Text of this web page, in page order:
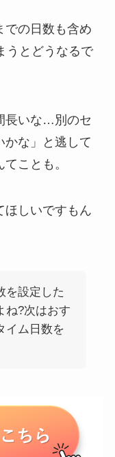
での日数も含め
うとどうなるで
長いな…別のセ
かな」と逃して
ことも。
ほしいですもん
を設定した
ね?次はおす
イム日数を